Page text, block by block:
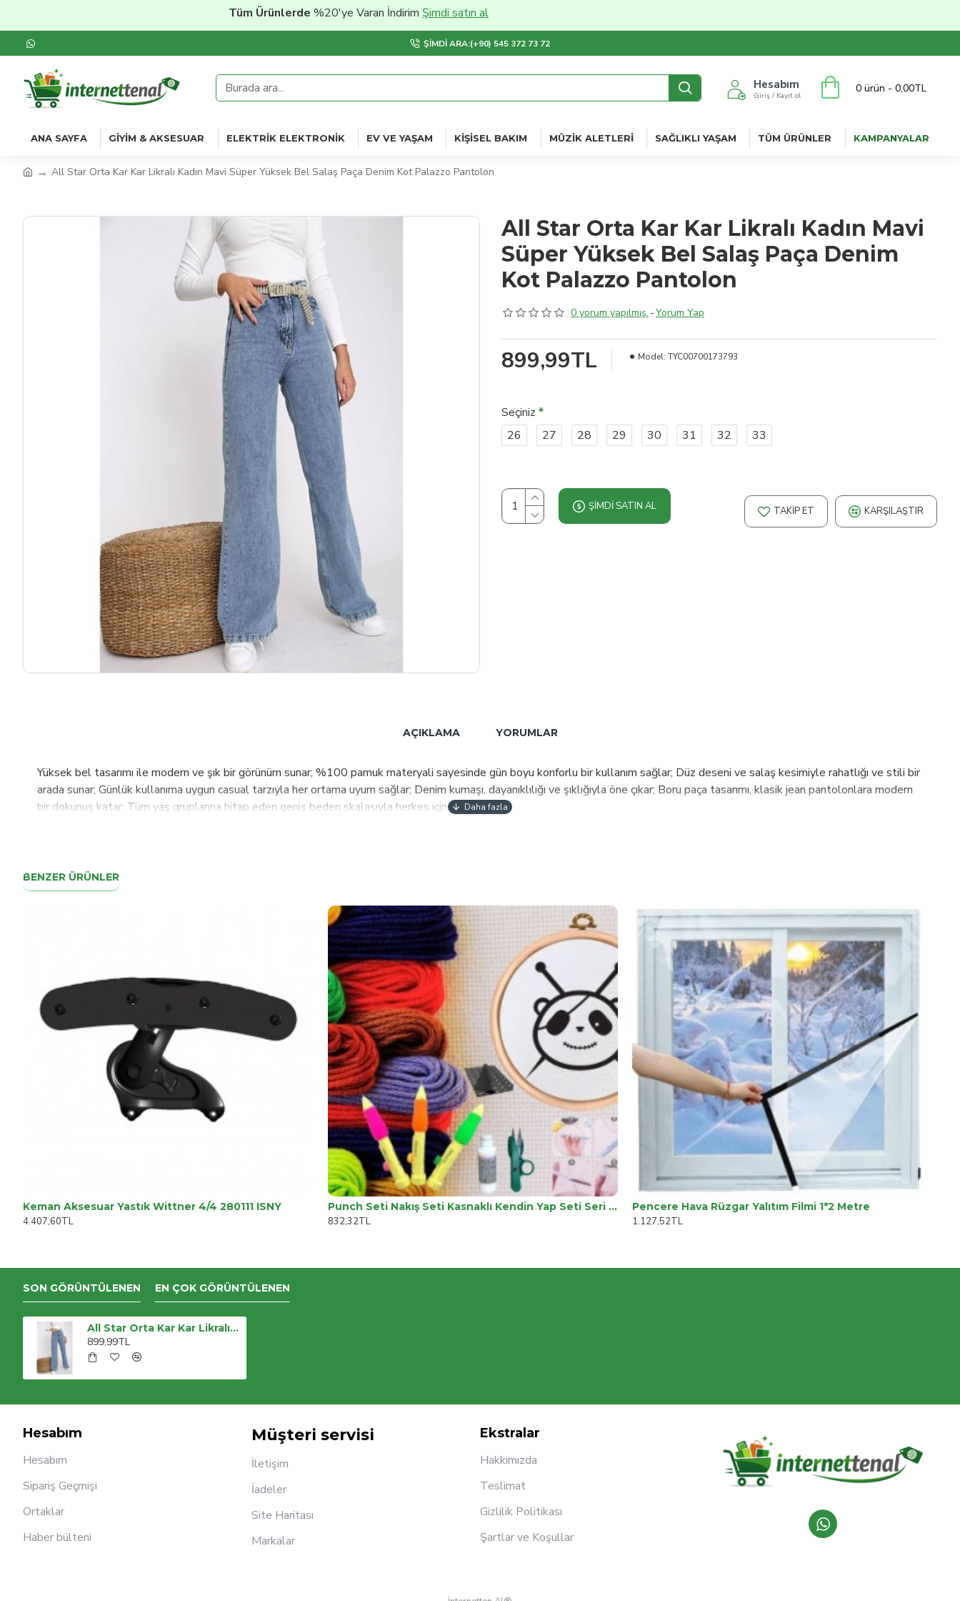
Tüm Ürünlerde%20'ye Varan İndirim Şimdi satın al
ŞIMDI ARA:(+90) 545 372 73 72
Hesabım
Giriş / Kayıt ol
0 ürün - 0,00TL
ANA SAYFA GIYIM & AKSESUAR ELEKTRIK ELEKTRONIK EV VE YAŞAM KIŞISEL BAKIM MÜZIK ALETLERI SAĞLIKLI YAŞAM TÜM ÜRÜNLER KAMPANYALAR
All Star Orta Kar Kar Likralı Kadın Mavi Süper Yüksek Bel Salaş Paça Denim Kot Palazzo Pantolon
All Star Orta Kar Kar Likralı Kadın Mavi
Süper Yüksek Bel Salaş Paça Denim
Kot Palazzo Pantolon
0 yorum yapılmış. -Yorum Yap
899,99TL Model: TYC00700173793
Seçiniz
26
27 28 29 30 31 32 33
ŞIMDI SATIN AL TAKIP ET KARŞILAŞTIR
AÇIKLAMA YORUMLAR
Yüksek bel tasarımı ile modern ve şık bir görünüm sunar; %100 pamuk materyali sayesinde gün boyu konforlu bir kullanım sağlar; Düz deseni ve salaş kesimiyle rahatlığı ve stili bir
arada sunar; Günlük kullanıma uygun casual tarzıyla her ortama uyum sağlar; Denim kumaşı, dayanıklılığı ve şıklığıyla öne çıkar; Boru paça tasarımı, klasik jean pantolonlara modern
bir dokunuş katar; Tüm yaş gruplarına hitap eden geniş beden skalasıyla herkes için idealdir;
BENZER ÜRÜNLER
Keman Aksesuar Yastık Wittner 4/4 280111 ISNY
4.407,60TL
Punch Seti Nakış Seti Kasnaklı Kendin Yap Seti Seri 53
832,32TL
Pencere Hava Rüzgar Yalıtım Filmi 1*2 Metre
1.127,52TL
SON GÖRÜNTÜLENEN EN ÇOK GÖRÜNTÜLENEN
All Star Orta Kar Kar Likralı Kadın Mavi Süper Yüksek Bel Salaş Paça Denim Kot Palazzo Pantolon
899,99TL
Hesabım
Hesabım
Sipariş Geçmişi
Ortaklar
Haber bülteni
Müşteri servisi
İletişim
İadeler
Site Haritası
Markalar
Ekstralar
Hakkımızda
Teslimat
Gizlilik Politikası
Şartlar ve Koşullar